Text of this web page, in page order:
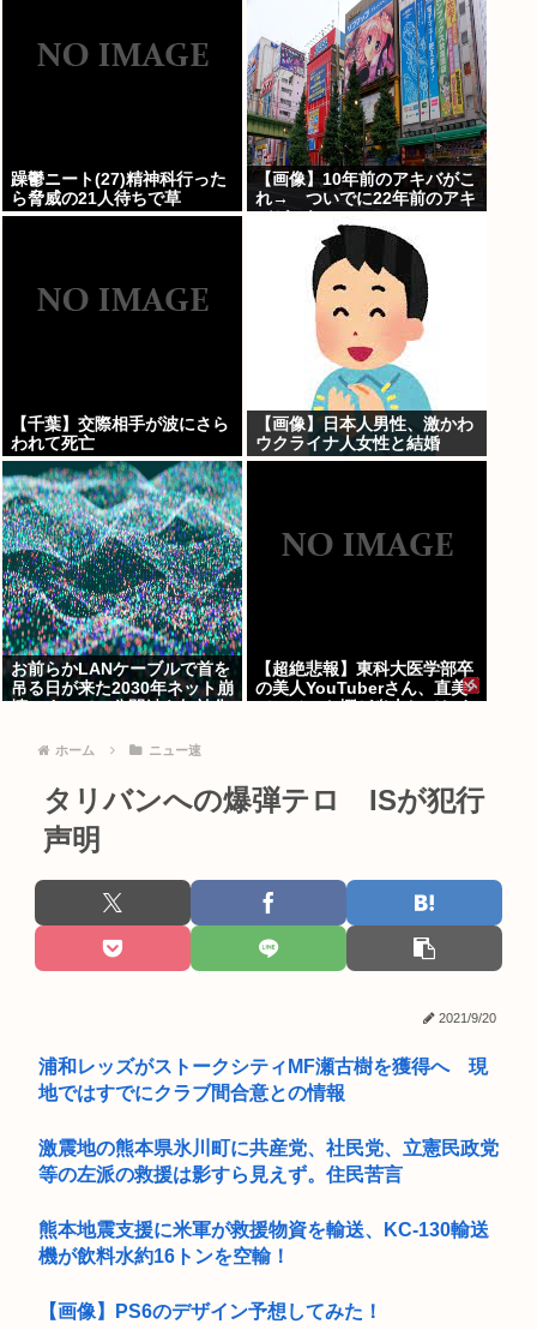
躁鬱ニート(27)精神科行った
ら脅威の21人待ちで草
【画像】10年前のアキバがこ
れ→ ついでに22年前のアキ
【千葉】交際相手が波にさら
われて死亡
【画像】日本人男性、激かわ
ウクライナ人女性と結婚
www
お前らかLANケーブルで首を
吊る日が来た2030年ネット崩
【超絶悲報】東科大医学部卒
の美人YouTuberさん、直美
ホーム ニュー速
タリバンへの爆弾テロ ISが犯行
声明
2021/9/20
浦和レッズがストークシティMF瀬古樹を獲得へ 現
地ではすでにクラブ間合意との情報
激震地の熊本県氷川町に共産党、社民党、立憲民政党
等の左派の救援は影すら見えず。住民苦言
熊本地震支援に米軍が救援物資を輸送、KC-130輸送
機が飲料水約16トンを空輸！
【画像】PS6のデザイン予想してみた！